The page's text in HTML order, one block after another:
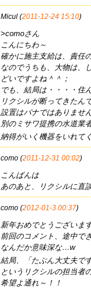
Micul (2011-12-24 15:10)
>comoさん
こんにちわ～
確かに施主支給は、責任
なのでうちも、大物は、
どいですよね＾＾；
でも、結局は・・・・住
リクシルが断ってきたん
設置はパナではありませ
別のミサワ提携の水道業
納得がいく機器をいれて
como (2011-12-31 00:02)
こんばんは
あのあと、リクシルに直
como (2012-01-3 00:37)
新年おめでとうございま
前回のコメント、途中
なんだか意味深な…w
結局、「たぶん大丈夫で
というリクシルの担当者
希望よ通れ～！！